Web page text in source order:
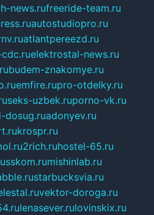
news.rufreeride-team.ru
autostudiopro.ru
atlantpereezd.ru
elektrostal-news.ru
budem-znakomye.ru
emfire.rupro-otdelky.ru
seks-uzbek.ruporno-vk.ru
dosug.ruadonyev.ru
krospr.ru
2rich.ruhostel-65.ru
mishinlab.ru
starbucksvia.ru
vektor-doroga.ru
lenasever.rulovinskix.ru